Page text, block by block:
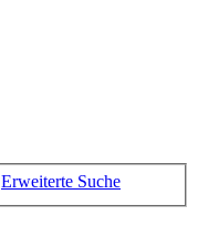
Erweiterte Suche